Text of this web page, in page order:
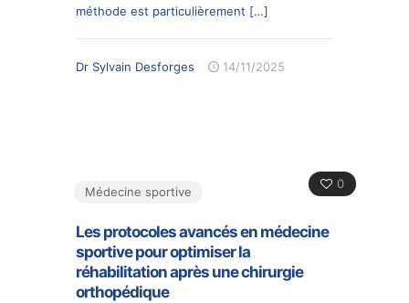
méthode est particulièrement […]
Dr Sylvain Desforges 14/11/2025
0
Médecine sportive
Les protocoles avancés en médecine
sportive pour optimiser la
réhabilitation après une chirurgie
orthopédique